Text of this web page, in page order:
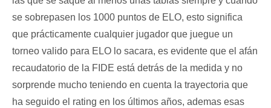
se sobrepasen los 1000 puntos de ELO, esto significa
que prácticamente cualquier jugador que juegue un
torneo valido para ELO lo sacara, es evidente que el afán
recaudatorio de la FIDE está detrás de la medida y no
sorprende mucho teniendo en cuenta la trayectoria que
ha seguido el rating en los últimos años, ademas esas